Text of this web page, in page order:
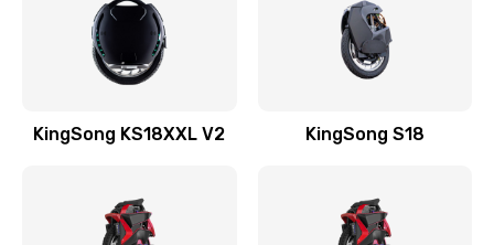
KingSong KS18XXL V2 KingSong S18